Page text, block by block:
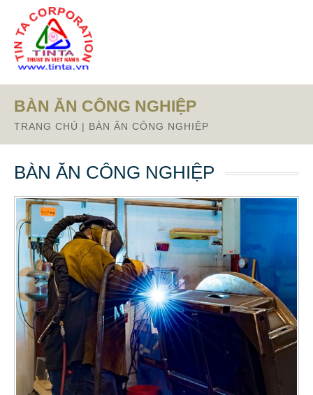
BÀN ĂN CÔNG NGHIỆP
TRANG CHỦ | BÀN ĂN CÔNG NGHIỆP
BÀN ĂN CÔNG NGHIỆP